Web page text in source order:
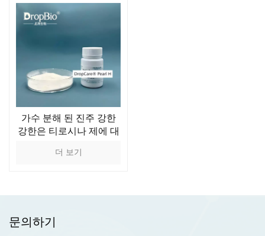
가수 분해 된 진주 강한
강한은 티로시나 제에 대
더 보기
문의하기